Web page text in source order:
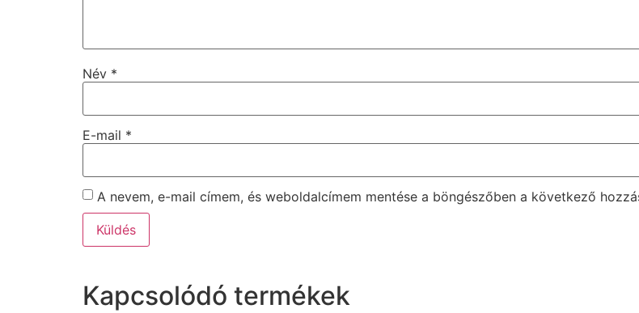
Név *
E-mail *
A nevem, e-mail címem, és weboldalcímem mentése a böngészőben a következő
Kapcsolódó termékek